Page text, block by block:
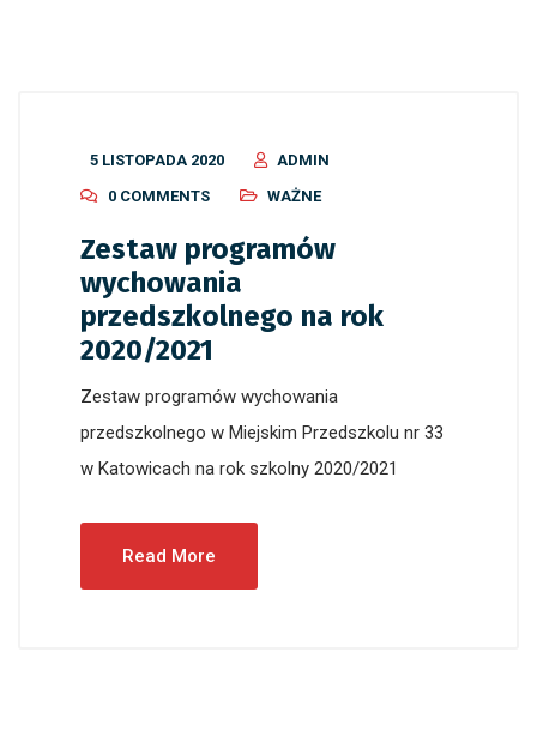
5 LISTOPADA 2020
ADMIN
0 COMMENTS
WAŻNE
Zestaw programów
wychowania
przedszkolnego na rok
2020/2021
Zestaw programów wychowania
przedszkolnego w Miejskim Przedszkolu nr 33
w Katowicach na rok szkolny 2020/2021
Read More